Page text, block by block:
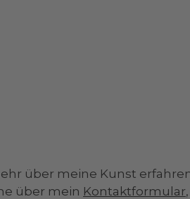
über meine Kunst
über mein Kontaktformular